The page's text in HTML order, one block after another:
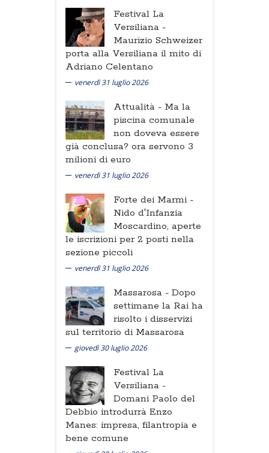
Festival La
Versiliana -
Maurizio Schweizer
porta alla Versiliana il mito di
Adriano Celentano
venerdì 31 luglio 2026
Attualità - Ma la
piscina comunale
non doveva essere
già conclusa? ora servono 3
milioni di euro
venerdì 31 luglio 2026
Forte dei Marmi -
Nido d'Infanzia
Moscardino, aperte
le iscrizioni per 2 posti nella
sezione piccoli
venerdì 31 luglio 2026
Massarosa - Dopo
settimane la Rai ha
risolto i disservizi
sul territorio di Massarosa
giovedì 30 luglio 2026
Festival La
Versiliana -
Domani Paolo del
Debbio introdurrà Enzo
Manes: impresa, filantropia e
bene comune